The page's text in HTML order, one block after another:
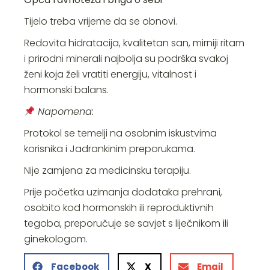
Tijelo treba vrijeme da se obnovi.
Redovita hidratacija, kvalitetan san, mirniji ritam
i prirodni minerali najbolja su podrška svakoj
ženi koja želi vratiti energiju, vitalnost i
hormonski balans.
Napomena:
Protokol se temelji na osobnim iskustvima
korisnika i Jadrankinim preporukama.
Nije zamjena za medicinsku terapiju.
Prije početka uzimanja dodataka prehrani,
osobito kod hormonskih ili reproduktivnih
tegoba, preporučuje se savjet s liječnikom ili
ginekologom.
Facebook X Email